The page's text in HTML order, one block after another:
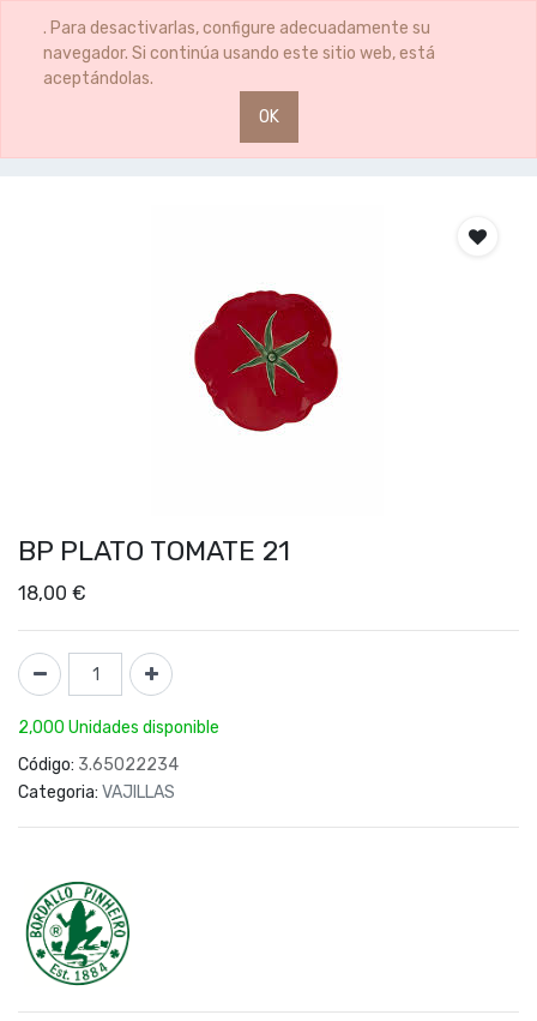
. Para desactivarlas, configure adecuadamente su
navegador. Si continúa usando este sitio web, está
aceptándolas.
OK
0 0
BP PLATO TOMATE 21
BP PLATO TOMATE 21
18,00 €
2,000 Unidades disponible
Código: 3.65022234
Categoria: VAJILLAS